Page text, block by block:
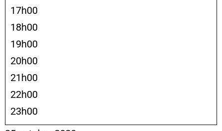
17h00
18h00
19h00
20h00
21h00
22h00
23h00